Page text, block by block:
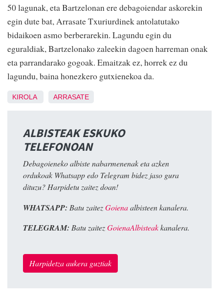
50 lagunak, eta Bartzelonan ere debagoiendar askorekin
egin dute bat, Arrasate Txuriurdinek antolatutako
bidaikoen asmo berberarekin. Lagundu egin du
eguraldiak, Bartzelonako zaleekin dagoen harreman onak
eta parrandarako gogoak. Emaitzak ez, horrek ez du
lagundu, baina honezkero gutxienekoa da.
KIROLA ARRASATE
ALBISTEAK ESKUKO
TELEFONOAN
Debagoieneko albiste nabarmenenak eta azken
ordukoak Whatsapp edo Telegram bidez jaso gura
dituzu? Harpidetu zaitez doan!
WHATSAPP: Batu zaitezGoienaalbisteen kanalera.
TELEGRAM: Batu zaitezGoienaAlbisteakkanalera.
Harpidetza aukera guztiak